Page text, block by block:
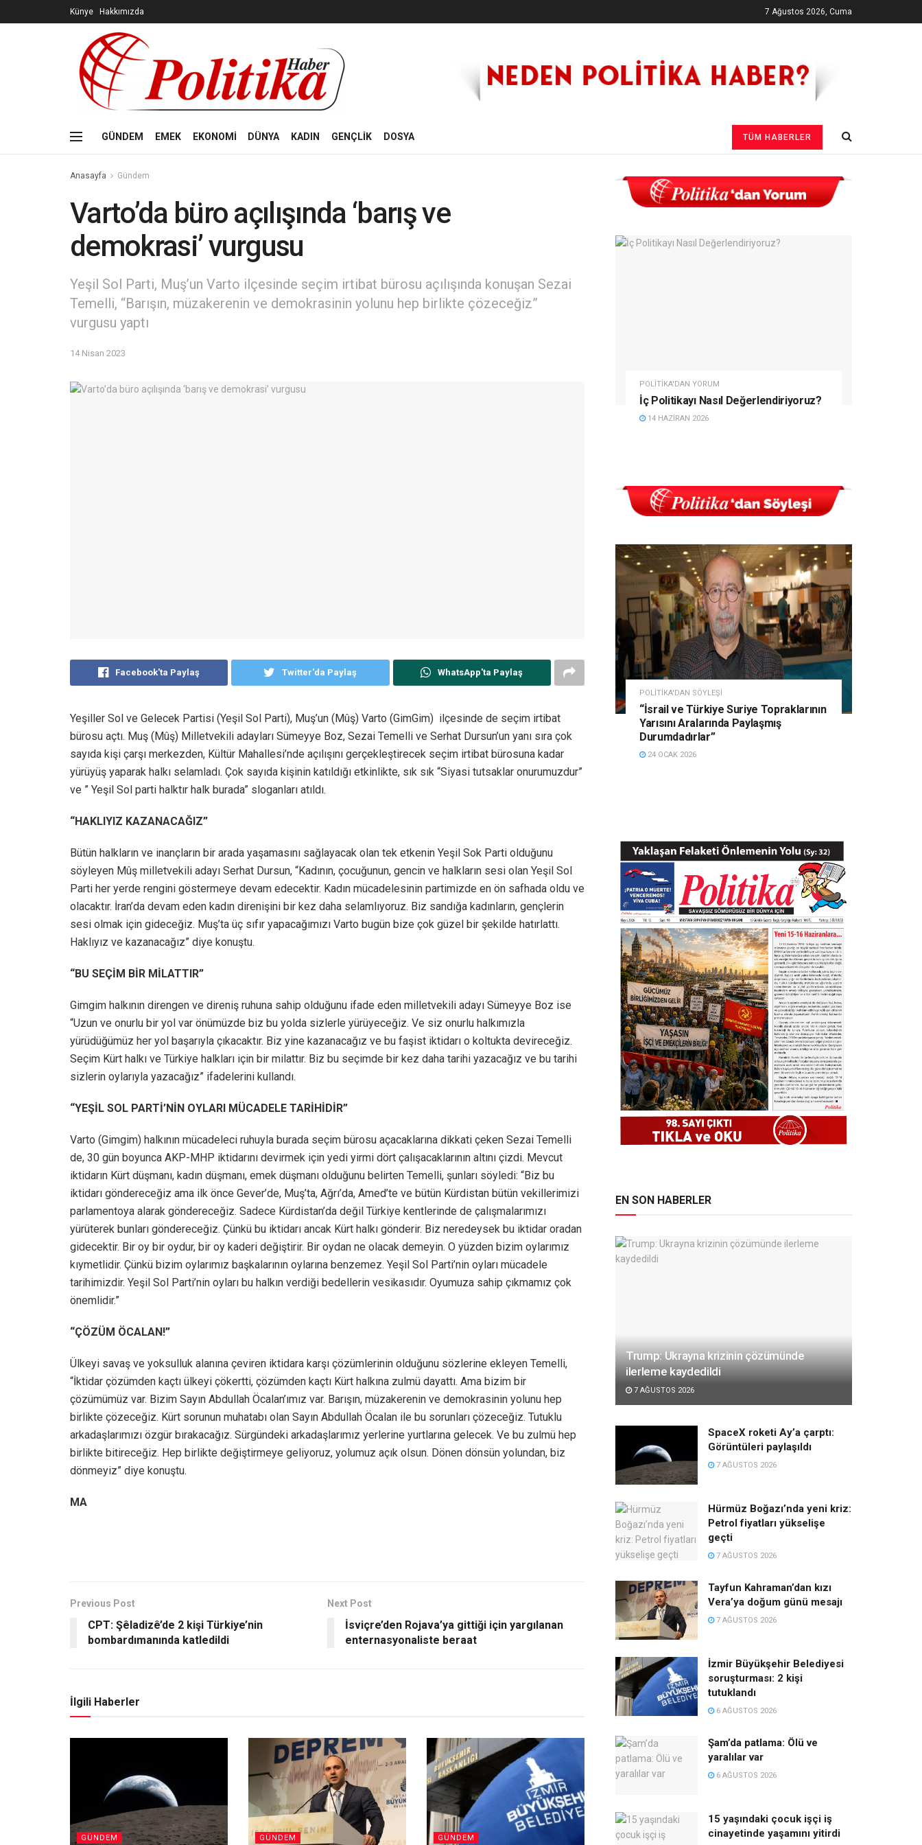
Künye Hakkımızda 7 Ağustos 2026, Cuma
GÜNDEM EMEK EKONOMİ DÜNYA KADIN GENÇLİK DOSYA TÜM HABERLER
Anasayfa Gündem
Varto’da büro açılışında ‘barış ve
demokrasi’ vurgusu
Yeşil Sol Parti, Muş’un Varto ilçesinde seçim irtibat bürosu açılışında konuşan Sezai
Temelli, “Barışın, müzakerenin ve demokrasinin yolunu hep birlikte çözeceğiz”
vurgusu yaptı
14 Nisan 2023
Facebook'ta Paylaş Twitter'da Paylaş WhatsApp'ta Paylaş
Yeşiller Sol ve Gelecek Partisi (Yeşil Sol Parti), Muş’un (Mûş) Varto (GimGim) ilçesinde de seçim irtibat
bürosu açtı. Muş (Mûş) Milletvekili adayları Sümeyye Boz, Sezai Temelli ve Serhat Dursun’un yanı sıra çok
sayıda kişi çarşı merkezden, Kültür Mahallesi’nde açılışını gerçekleştirecek seçim irtibat bürosuna kadar
yürüyüş yaparak halkı selamladı. Çok sayıda kişinin katıldığı etkinlikte, sık sık “Siyasi tutsaklar onurumuzdur”
ve ” Yeşil Sol parti halktır halk burada” sloganları atıldı.
“HAKLIYIZ KAZANACAĞIZ”
Bütün halkların ve inançların bir arada yaşamasını sağlayacak olan tek etkenin Yeşil Sok Parti olduğunu
söyleyen Mûş milletvekili adayı Serhat Dursun, “Kadının, çocuğunun, gencin ve halkların sesi olan Yeşil Sol
Parti her yerde rengini göstermeye devam edecektir. Kadın mücadelesinin partimizde en ön safhada oldu ve
olacaktır. İran’da devam eden kadın direnişini bir kez daha selamlıyoruz. Biz sandığa kadınların, gençlerin
sesi olmak için gideceğiz. Muş’ta üç sıfır yapacağımızı Varto bugün bize çok güzel bir şekilde hatırlattı.
Haklıyız ve kazanacağız” diye konuştu.
“BU SEÇİM BİR MİLATTIR”
Gimgim halkının direngen ve direniş ruhuna sahip olduğunu ifade eden milletvekili adayı Sümeyye Boz ise
“Uzun ve onurlu bir yol var önümüzde biz bu yolda sizlerle yürüyeceğiz. Ve siz onurlu halkımızla
yürüdüğümüz her yol başarıyla çıkacaktır. Biz yine kazanacağız ve bu faşist iktidarı o koltukta devireceğiz.
Seçim Kürt halkı ve Türkiye halkları için bir milattır. Biz bu seçimde bir kez daha tarihi yazacağız ve bu tarihi
sizlerin oylarıyla yazacağız” ifadelerini kullandı.
“YEŞİL SOL PARTİ’NİN OYLARI MÜCADELE TARİHİDİR”
Varto (Gimgim) halkının mücadeleci ruhuyla burada seçim bürosu açacaklarına dikkati çeken Sezai Temelli
de, 30 gün boyunca AKP-MHP iktidarını devirmek için yedi yirmi dört çalışacaklarının altını çizdi. Mevcut
iktidarın Kürt düşmanı, kadın düşmanı, emek düşmanı olduğunu belirten Temelli, şunları söyledi: “Biz bu
iktidarı göndereceğiz ama ilk önce Gever’de, Muş’ta, Ağrı’da, Amed’te ve bütün Kürdistan bütün vekillerimizi
parlamentoya alarak göndereceğiz. Sadece Kürdistan’da değil Türkiye kentlerinde de çalışmalarımızı
yürüterek bunları göndereceğiz. Çünkü bu iktidarı ancak Kürt halkı gönderir. Biz neredeysek bu iktidar oradan
gidecektir. Bir oy bir oydur, bir oy kaderi değiştirir. Bir oydan ne olacak demeyin. O yüzden bizim oylarımız
kıymetlidir. Çünkü bizim oylarımız başkalarının oylarına benzemez. Yeşil Sol Parti’nin oyları mücadele
tarihimizdir. Yeşil Sol Parti’nin oyları bu halkın verdiği bedellerin vesikasıdır. Oyumuza sahip çıkmamız çok
önemlidir.”
“ÇÖZÜM ÖCALAN!”
Ülkeyi savaş ve yoksulluk alanına çeviren iktidara karşı çözümlerinin olduğunu sözlerine ekleyen Temelli,
“İktidar çözümden kaçtı ülkeyi çökertti, çözümden kaçtı Kürt halkına zulmü dayattı. Ama bizim bir
çözümümüz var. Bizim Sayın Abdullah Öcalan’ımız var. Barışın, müzakerenin ve demokrasinin yolunu hep
birlikte çözeceğiz. Kürt sorunun muhatabı olan Sayın Abdullah Öcalan ile bu sorunları çözeceğiz. Tutuklu
arkadaşlarımızı özgür bırakacağız. Sürgündeki arkadaşlarımız yerlerine yurtlarına gelecek. Ve bu zulmü hep
birlikte bitireceğiz. Hep birlikte değiştirmeye geliyoruz, yolumuz açık olsun. Dönen dönsün yolundan, biz
dönmeyiz” diye konuştu.
MA
Previous Post
CPT: Şêladizê’de 2 kişi Türkiye’nin
bombardımanında katledildi
Next Post
İsviçre’den Rojava’ya gittiği için yargılanan
enternasyonaliste beraat
İlgili Haberler
GÜNDEM GÜNDEM GÜNDEM
POLITIKA'DAN YORUM
İç Politikayı Nasıl Değerlendiriyoruz?
14 HAZIRAN 2026
POLITIKA'DAN SÖYLEŞI
“İsrail ve Türkiye Suriye Topraklarının
Yarısını Aralarında Paylaşmış
Durumdadırlar”
24 OCAK 2026
EN SON HABERLER
Trump: Ukrayna krizinin çözümünde
ilerleme kaydedildi
7 AĞUSTOS 2026
SpaceX roketi Ay’a çarptı:
Görüntüleri paylaşıldı
7 AĞUSTOS 2026
Hürmüz Boğazı’nda yeni kriz:
Petrol fiyatları yükselişe
geçti
7 AĞUSTOS 2026
Tayfun Kahraman’dan kızı
Vera’ya doğum günü mesajı
7 AĞUSTOS 2026
İzmir Büyükşehir Belediyesi
soruşturması: 2 kişi
tutuklandı
6 AĞUSTOS 2026
Şam’da patlama: Ölü ve
yaralılar var
6 AĞUSTOS 2026
15 yaşındaki çocuk işçi iş
cinayetinde yaşamını yitirdi